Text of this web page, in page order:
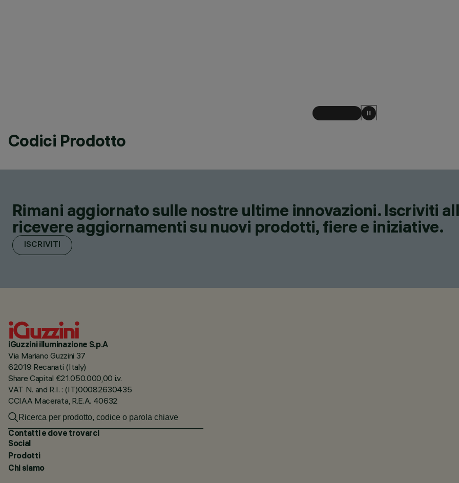
Codici Prodotto
Rimani aggiornato sulle nostre ultime innovazioni. Iscriviti
ricevere aggiornamenti su nuovi prodotti, fiere e iniziative.
ISCRIVITI
iGuzzini illuminazione S.p.A
Via Mariano Guzzini 37
62019 Recanati (Italy)
Share Capital €21.050.000,00 i.v.
VAT N. and R.I. : (IT)00082630435
CCIAA Macerata, R.E.A. 40632
Contatti e dove trovarci
Social
Prodotti
Chi siamo